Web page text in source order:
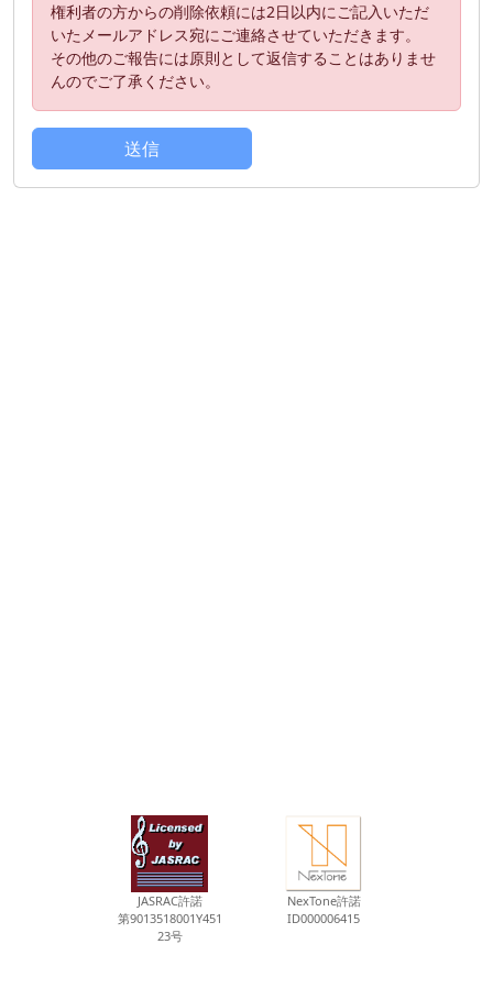
権利者の方からの削除依頼には2日以内にご記入いただ
いたメールアドレス宛にご連絡させていただきます。
その他のご報告には原則として返信することはありませ
んのでご了承ください。
JASRAC許諾
第9013518001Y451
23号
NexTone許諾
ID000006415